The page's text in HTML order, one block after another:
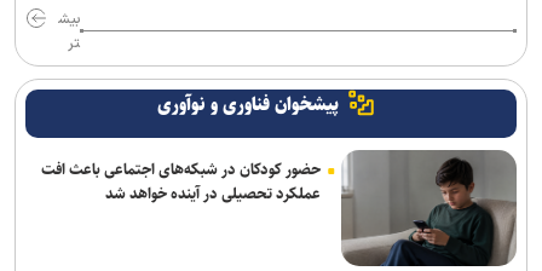
بیش
تر
پیشخوان فناوری و نوآوری
حضور کودکان در شبکه‌های اجتماعی باعث افت
عملکرد تحصیلی در آینده خواهد شد